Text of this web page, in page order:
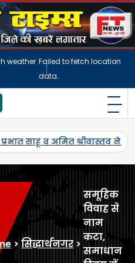
weather Failed to fetch location
data.
सलोन के कमालगंज व धरई में
> सिद्धार्थनगर >
समूहिक
विवाह से
नाम
कटा,
समाधान